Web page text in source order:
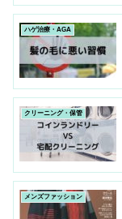
ハゲ治療・AGA
クリーニング・保管
メンズファッション